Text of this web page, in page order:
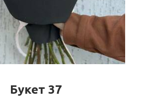
Букет 37